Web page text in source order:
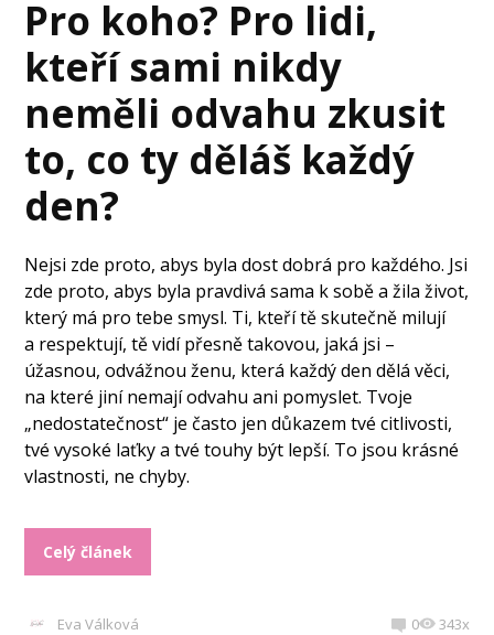
Pro koho? Pro lidi,
kteří sami nikdy
neměli odvahu zkusit
to, co ty děláš každý
den?
Nejsi zde proto, abys byla dost dobrá pro každého. Jsi
zde proto, abys byla pravdivá sama k sobě a žila život,
který má pro tebe smysl. Ti, kteří tě skutečně milují
a respektují, tě vidí přesně takovou, jaká jsi –
úžasnou, odvážnou ženu, která každý den dělá věci,
na které jiní nemají odvahu ani pomyslet. Tvoje
„nedostatečnost“ je často jen důkazem tvé citlivosti,
tvé vysoké laťky a tvé touhy být lepší. To jsou krásné
vlastnosti, ne chyby.
Celý článek
Eva Válková 0 343x